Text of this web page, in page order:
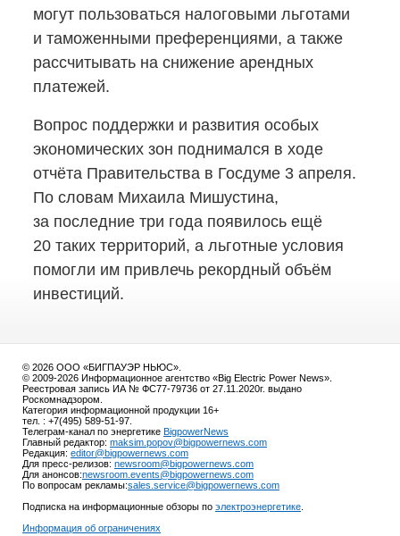
могут пользоваться налоговыми льготами
и таможенными преференциями, а также
рассчитывать на снижение арендных
платежей.
Вопрос поддержки и развития особых
экономических зон поднимался в ходе
отчёта Правительства в Госдуме 3 апреля.
По словам Михаила Мишустина,
за последние три года появилось ещё
20 таких территорий, а льготные условия
помогли им привлечь рекордный объём
инвестиций.
© 2026 ООО «БИГПАУЭР НЬЮС».
© 2009-2026 Информационное агентство «Big Electric Power News».
Реестровая запись ИА № ФС77-79736 от 27.11.2020г. выдано
Роскомнадзором.
Категория информационной продукции 16+
тел. : +7(495) 589-51-97.
Телеграм-канал по энергетике BigpowerNews
Главный редактор: maksim.popov@bigpowernews.com
Редакция: editor@bigpowernews.com
Для пресс-релизов: newsroom@bigpowernews.com
Для анонсов:newsroom.events@bigpowernews.com
По вопросам рекламы:sales.service@bigpowernews.com
Подписка на информационные обзоры по электроэнергетике
Информация об ограничениях